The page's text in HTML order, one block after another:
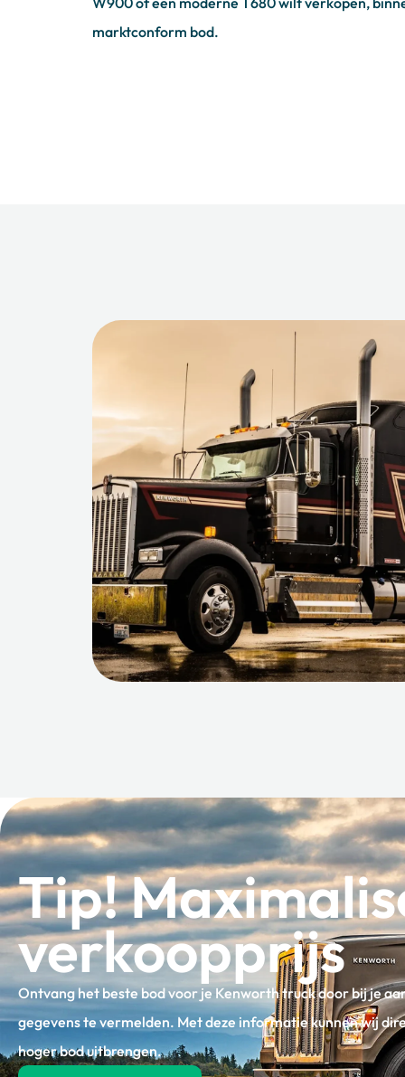
marktconform bod.
Tip!
verkoopprijs
Ontvang het beste bod voor je Kenworth truck door bij je
gegevens te vermelden. Met deze informatie kunnen wij
hoger bod uitbrengen.